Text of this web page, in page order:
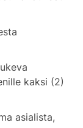
kaksi (2)
asialista,